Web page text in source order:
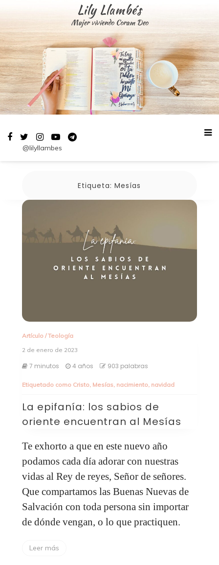
Lily Llambés
Mujer viviendo Coram Deo
@lilyllambes
Etiqueta:Mesías
Artículo/Teología
2 de enero de 2023
7 minutos 4 años 903 palabras
Etiquetado como Cristo, Mesías, nacimiento, navidad
La epifanía: los sabios de
oriente encuentran al Mesías
Te exhorto a que en este nuevo año
podamos cada día adorar con nuestras
vidas al Rey de reyes, Señor de señores.
Que compartamos las Buenas Nuevas de
Salvación con toda persona sin importar
de dónde vengan, o lo que practiquen.
Leer más